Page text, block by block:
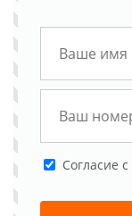
Cогласие с